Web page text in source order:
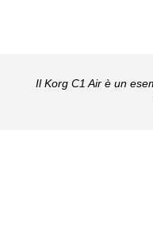
Il Korg C1 Air è un